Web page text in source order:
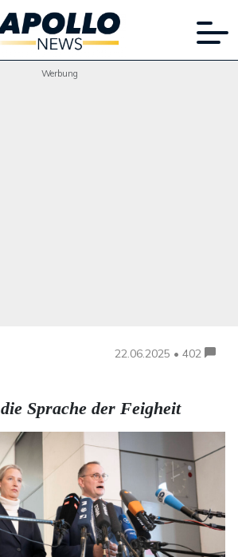
Werbung
22.06.2025 • 402
Sprache der Feigheit